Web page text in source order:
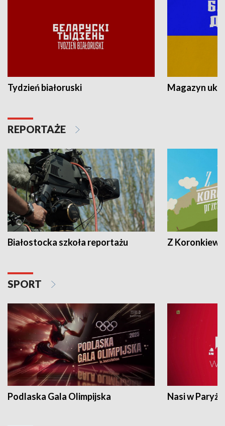
Tydzień białoruski Magazyn
REPORTAŻE
Białostocka szkoła reportażu Z
SPORT
Podlaska Gala Olimpijska Nasi w Paryżu